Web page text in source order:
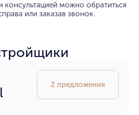
можно обратиться
или заказав звонок.
2 предложения